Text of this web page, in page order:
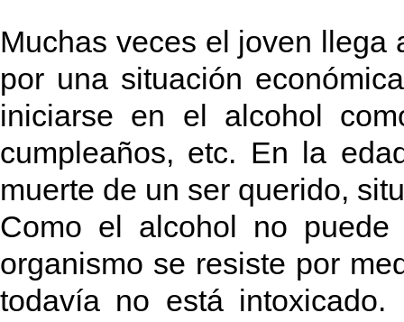
Muchas veces el joven llega
por una situación
iniciarse en el alcohol
cumpleaños, etc. En la
muerte de un ser querido,
Como el alcohol no puede
organismo se resiste por
todavía no está